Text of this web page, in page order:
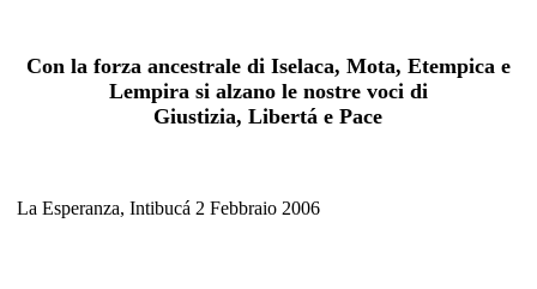
Con la forza ancestrale di Iselaca, Mota, Etempica e
Lempira si alzano le nostre voci di
Giustizia, Libertá e Pace
La Esperanza, Intibucá 2 Febbraio 2006